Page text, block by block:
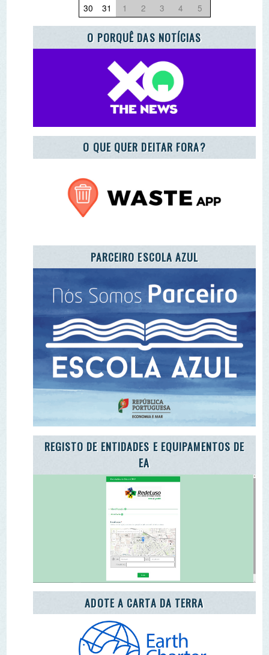
O QUE QUER DEITAR FORA?
PARCEIRO ESCOLA AZUL
REGISTO DE ENTIDADES E EQUIPAMENTOS DE
EA
ADOTE A CARTA DA TERRA
ADOTE O TROÇO DE UM RIO
ENEA 2020